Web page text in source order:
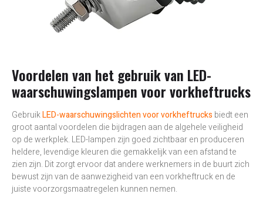
Voordelen van het gebruik van LED-
waarschuwingslampen voor vorkheftrucks
GebruikLED-waarschuwingslichten voor vorkheftrucks biedt een
groot aantal voordelen die bijdragen aan de algehele veiligheid
op de werkplek. LED-lampen zijn goed zichtbaar en produceren
heldere, levendige kleuren die gemakkelijk van een afstand te
zien zijn. Dit zorgt ervoor dat andere werknemers in de buurt zich
bewust zijn van de aanwezigheid van een vorkheftruck en de
juiste voorzorgsmaatregelen kunnen nemen.